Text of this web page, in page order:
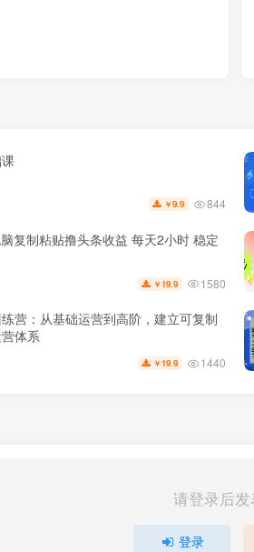
￥9.9 844
复制粘贴撸头条收益 每天2小时 稳定
￥ 19.9 1580
营：从基础运营到高阶，建立可复制
体系
￥ 19.9 1440
请登录后
登录